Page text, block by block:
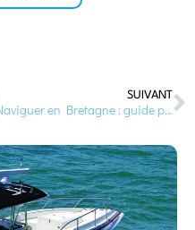
SUIVANT
Naviguer en Bretagne : guide pour enfin sortir en mer